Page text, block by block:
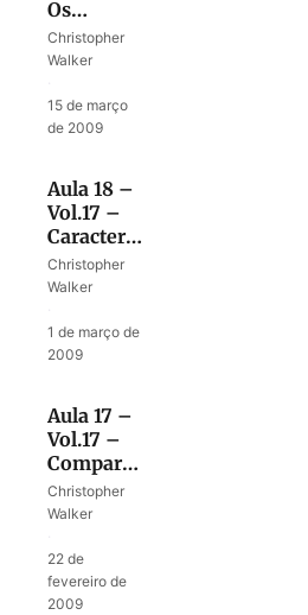
Os
tesouros
dedicados
Davi
Christopher
Walker
15 de março
de 2009
Aula 18 –
Vol.17 –
Características
especiais
do
Christopher
Walker
1 de março de
2009
Aula 17 –
Vol.17 –
Comparando
o Templo
ao
Christopher
Walker
22 de
fevereiro de
2009